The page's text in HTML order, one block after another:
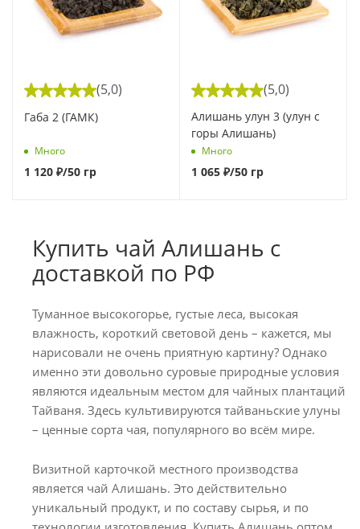
(5,0)
Габа 2 (ГАМК)
Много
1 120 ₽/50 гр
(5,0)
Алишань улун 3 (улун с
горы Алишань)
Много
1 065 ₽/50 гр
Купить чай Алишань с
доставкой по РФ
Туманное высокогорье, густые леса, высокая
влажность, короткий световой день – кажется, мы
нарисовали не очень приятную картину? Однако
именно эти довольно суровые природные условия
являются идеальным местом для чайных плантаций
Тайваня. Здесь культивируются тайваньские улуны
– ценные сорта чая, популярного во всём мире.
Визитной карточкой местного производства
является чай Алишань. Это действительно
уникальный продукт, и по составу сырья, и по